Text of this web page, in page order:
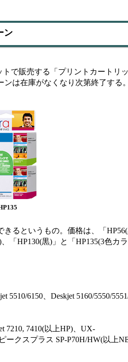
ン
で販売する「プリントカートリ
は在庫がなくなり次第終了する。
るというもの。価格は、「
「HP130(黒)」と「HP135(3色カ
6150、Deskjet 5160/5550/5551/
7210, 7410(以上HP)、UX-
クスプラス SP-P70H/HW(以上